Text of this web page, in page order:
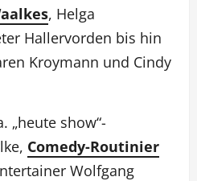
, Helga
Hallervorden bis hin
Kroymann und Cindy
„heute show“-
Comedy-Routinier
Wolfgang